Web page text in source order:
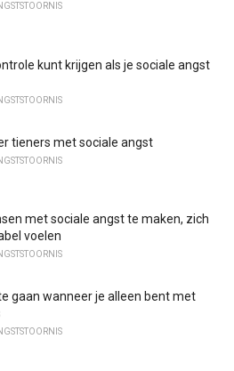
kunt krijgen als je sociale angst
tieners met sociale angst
met sociale angst te maken, zich
voelen
gaan wanneer je alleen bent met